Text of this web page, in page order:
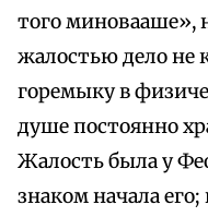
того миновааше»,
жалостью дело не
горемыку в
душе постоянно
Жалость была у
знаком начала